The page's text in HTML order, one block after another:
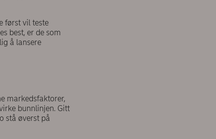
først vil teste
best, er de som
å lansere
markedsfaktorer,
bunnlinjen. Gitt
stå øverst på